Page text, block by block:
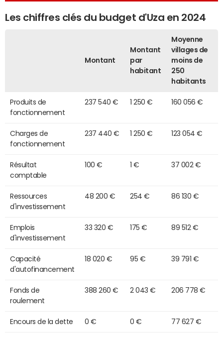
Les chiffres clés du budget d'Uza en 2024
Montant
Montant
par
habitant
Moyenne
villages de
moins de
250
habitants
Produits de
fonctionnement
237 540 € 1 250 € 160 056 €
Charges de
fonctionnement
237 440 € 1 250 € 123 054 €
Résultat
comptable
100 € 1 € 37 002 €
Ressources
d'investissement
48 200 € 254 € 86 130 €
Emplois
d'investissement
33 320 € 175 € 89 512 €
Capacité
d'autofinancement
18 020 € 95 € 39 791 €
Fonds de
roulement
388 260 € 2 043 € 206 778 €
Encours de la dette 0 € 0 € 77 627 €